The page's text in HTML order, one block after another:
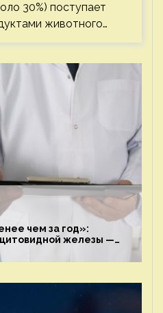
30%) поступает
животного…
чем за год»:
железы —
на ECOportal